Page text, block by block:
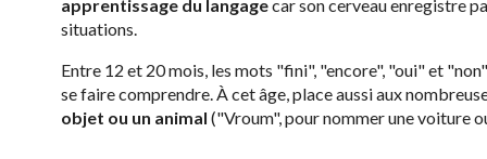
apprentissage du langagecar son cerveau enregistre
situations.
Entre 12 et 20 mois, les mots "fini", "encore", "oui" et
se faire comprendre. À cet âge, place aussi aux
objet ou un animal ("Vroum", pour nommer une voiture